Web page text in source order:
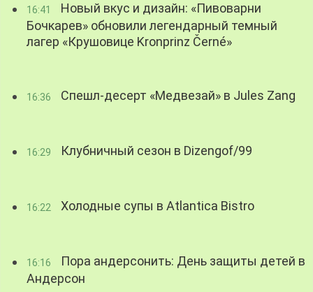
16:41
Новый вкус и дизайн: «Пивоварни
Бочкарев» обновили легендарный темный
лагер «Крушовице Kronprinz Černé»
16:36 Спешл-десерт «Медвезай» в Jules Zang
16:29 Клубничный сезон в Dizengof/99
16:22 Холодные супы в Atlantica Bistro
16:16
Пора андерсонить: День защиты детей в
Андерсон